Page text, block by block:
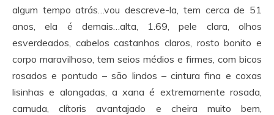
algum tempo atrás…vou descreve-la, tem cerca de 51
anos, ela é demais…alta, 1.69, pele clara, olhos
esverdeados, cabelos castanhos claros, rosto bonito e
corpo maravilhoso, tem seios médios e firmes, com bicos
rosados e pontudo – são lindos – cintura fina e coxas
lisinhas e alongadas, a xana é extremamente rosada,
carnuda, clítoris avantajado e cheira muito bem,